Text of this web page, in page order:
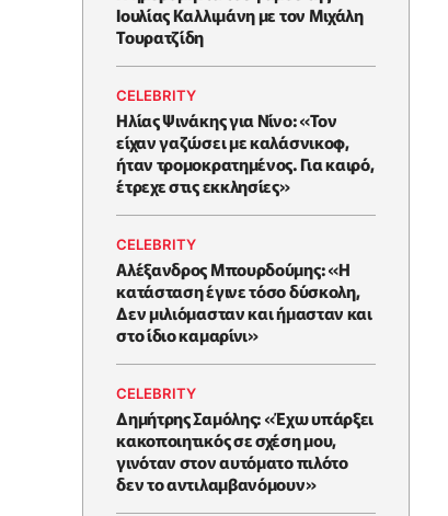
Ιουλίας Καλλιμάνη με τον Μιχάλη
Τουρατζίδη
CELEBRITY
Ηλίας Ψινάκης για Νίνο: «Τον
είχαν γαζώσει με καλάσνικοφ,
ήταν τρομοκρατημένος. Για καιρό,
έτρεχε στις εκκλησίες»
CELEBRITY
Αλέξανδρος Μπουρδούμης: «Η
κατάσταση έγινε τόσο δύσκολη,
Δεν μιλιόμασταν και ήμασταν και
στο ίδιο καμαρίνι»
CELEBRITY
Δημήτρης Σαμόλης: «Έχω υπάρξει
κακοποιητικός σε σχέση μου,
γινόταν στον αυτόματο πιλότο
δεν το αντιλαμβανόμουν»